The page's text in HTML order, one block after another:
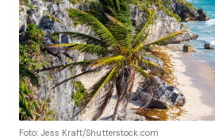
Foto: Jess Kraft/Shutterstock.com